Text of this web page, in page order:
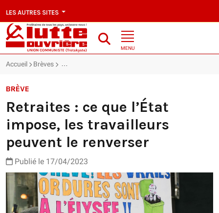
LES AUTRES SITES
MENU
Accueil Brèves Retraites : ce que l’État impose, les travailleurs
BRÈVE
Retraites : ce que l’État
impose, les travailleurs
peuvent le renverser
Publié le 17/04/2023